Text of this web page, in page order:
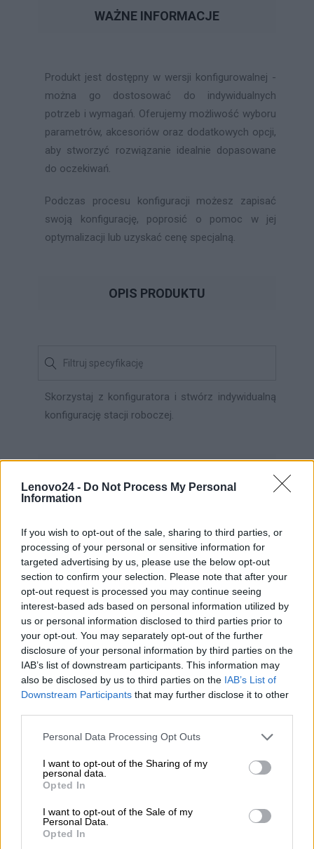
Lenovo24 - Do Not Process My Personal
Information
If you wish to opt-out of the sale, sharing to third parties, or
processing of your personal or sensitive information for
targeted advertising by us, please use the below opt-out
section to confirm your selection. Please note that after your
opt-out request is processed you may continue seeing
interest-based ads based on personal information utilized by
us or personal information disclosed to third parties prior to
your opt-out. You may separately opt-out of the further
disclosure of your personal information by third parties on the
IAB’s list of downstream participants. This information may
also be disclosed by us to third parties on the IAB’s List of
Downstream Participants that may further disclose it to other
Personal Data Processing Opt Outs
I want to opt-out of the Sharing of my
personal data.
Opted In
I want to opt-out of the Sale of my
Personal Data.
Opted In
WAŻNE INFORMACJE
Produkt jest dostępny w wersji konfigurowalnej -
można go dostosować do indywidualnych
potrzeb i wymagań. Oferujemy możliwość wyboru
parametrów, akcesoriów oraz dodatkowych opcji,
aby stworzyć rozwiązanie idealnie dopasowane
do oczekiwań.
Podczas procesu konfiguracji możesz zapisać
swoją konfigurację, poprosić o pomoc w jej
optymalizacji lub uzyskać cenę specjalną.
OPIS PRODUKTU
Skorzystaj z konfiguratora i stwórz indywidualną
konfigurację stacji roboczej.
Ulotka
producenta
[English]
Pobierz ulotkę
INFORMACJE HANDLOWE
Kod
PX-config
Dane
producenta
Lenovo
Morrisville, NC 27560 USA
Telefon: +1 (855) 253-6686